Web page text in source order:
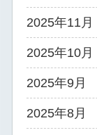
2025年11月
2025年10月
2025年9月
2025年8月